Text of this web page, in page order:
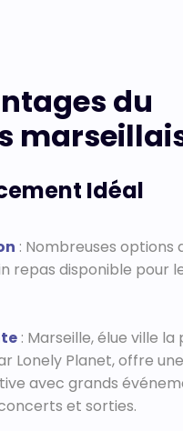
PARRAINAGE
NOUS RENCONTRER
ALTERNANCE
TROUVER UNE ALTERNANCE
du
Idéal
: Nombreuses options
repas disponible pour
: Marseille, élue ville
Lonely Planet, offre
avec grands
et sorties.